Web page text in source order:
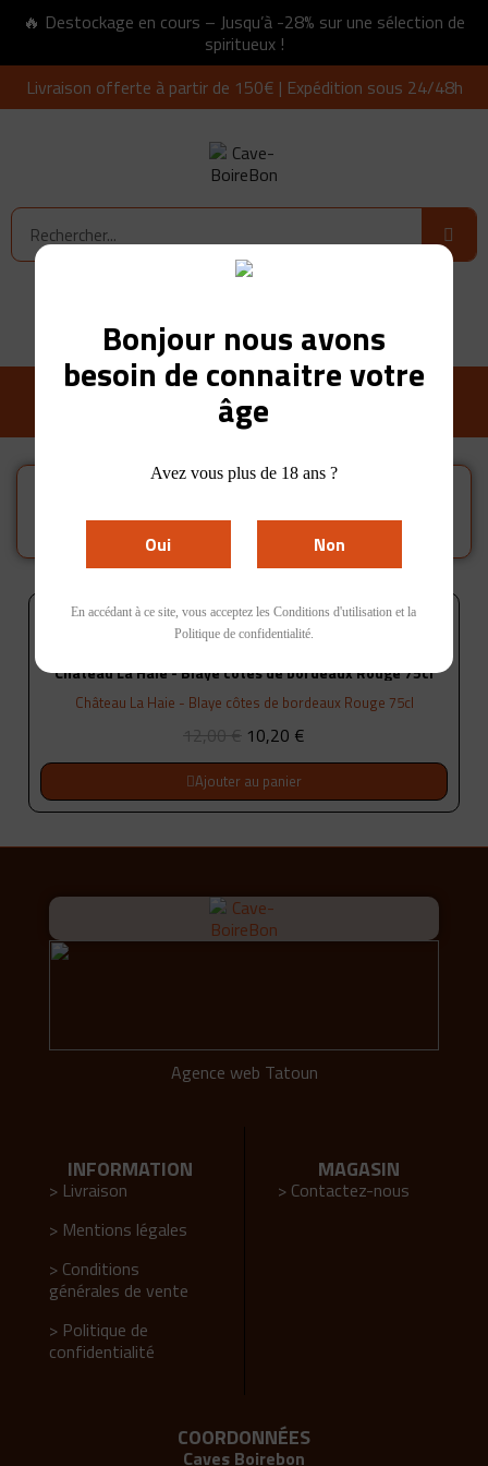
Bonjour nous avons
besoin de connaitre votre
âge
Avez vous plus de 18 ans ?
Oui Non
En accédant à ce site, vous acceptez les Conditions d'utilisation et la
Politique de confidentialité.
🔥 Destockage en cours – Jusqu’à -28% sur une sélection de
spiritueux !
Livraison offerte à partir de 150€ | Expédition sous 24/48h
Bernard Defaix
Château La Haie - Blaye côtes de bordeaux Rouge 75cl
Château La Haie - Blaye côtes de bordeaux Rouge 75cl
12,00 € 10,20 €
Ajouter au panier
Agence web Tatoun
INFORMATION
> Livraison
> Mentions légales
> Conditions
générales de vente
> Politique de
confidentialité
MAGASIN
> Contactez-nous
COORDONNÉES
Caves Boirebon